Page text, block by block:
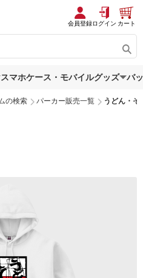
会員登録ログイン カート
スマホケース・モバイルグッズ バ
の検索 パーカー販売一覧 うどん・そ